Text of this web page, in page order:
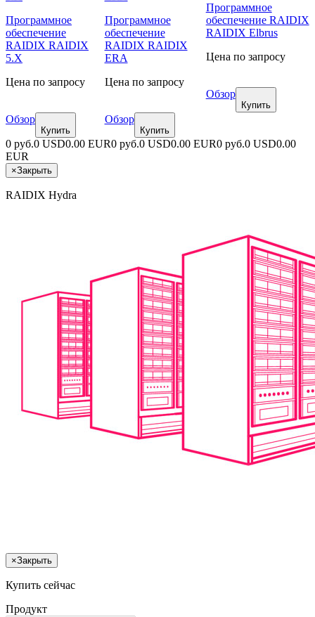
Программное
обеспечение
RAIDIX RAIDIX
5.X
Цена по запросу
Обзор
Купить
Программное
обеспечение
RAIDIX RAIDIX
ERA
Цена по запросу
Обзор
Купить
Программное
обеспечение RAIDIX
RAIDIX Elbrus
Цена по запросу
Обзор
Купить
0 руб.0 USD0.00 EUR0 руб.0 USD0.00 EUR0 руб.0 USD0.00
EUR
×Закрыть
RAIDIX Hydra
×Закрыть
Купить сейчас
Продукт